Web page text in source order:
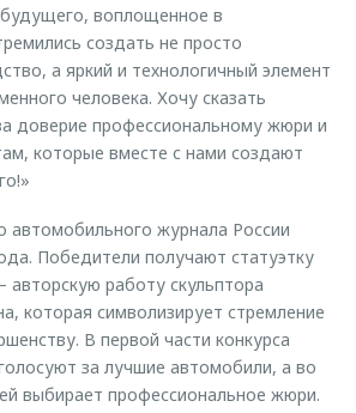
воплощенное в
создать не просто
а яркий и технологичный элемент
человека. Хочу сказать
доверие профессиональному жюри и
которые вместе с нами создают
автомобильного журнала России
Победители получают статуэтку
работу скульптора
которая символизирует стремление
В первой части конкурса
за лучшие автомобили, а во
выбирает профессиональное жюри.